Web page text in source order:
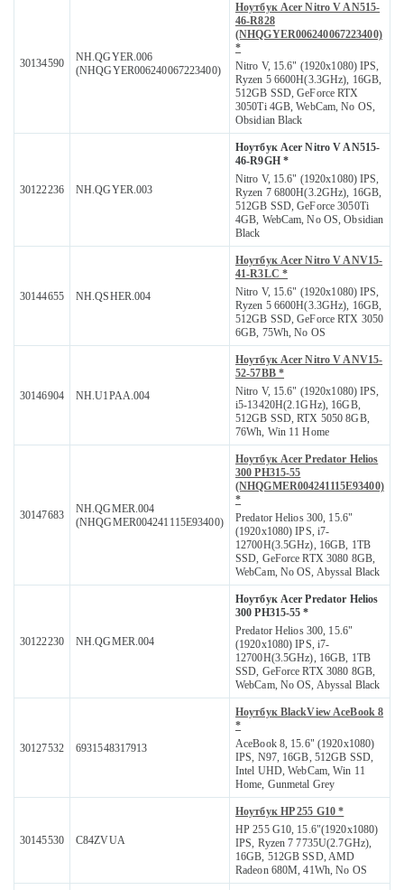
30134590
NH.QGYER.006
(NHQGYER006240067223400)
Ноутбук Acer Nitro V AN515-
46-R828
(NHQGYER006240067223400)
*
Nitro V, 15.6" (1920x1080) IPS,
Ryzen 5 6600H(3.3GHz), 16GB,
512GB SSD, GeForce RTX
3050Ti 4GB, WebCam, No OS,
Obsidian Black
30122236 NH.QGYER.003
Ноутбук Acer Nitro V AN515-
46-R9GH *
Nitro V, 15.6" (1920x1080) IPS,
Ryzen 7 6800H(3.2GHz), 16GB,
512GB SSD, GeForce 3050Ti
4GB, WebCam, No OS, Obsidian
Black
30144655 NH.QSHER.004
Ноутбук Acer Nitro V ANV15-
41-R3LC *
Nitro V, 15.6" (1920x1080) IPS,
Ryzen 5 6600H(3.3GHz), 16GB,
512GB SSD, GeForce RTX 3050
6GB, 75Wh, No OS
30146904 NH.U1PAA.004
Ноутбук Acer Nitro V ANV15-
52-57BB *
Nitro V, 15.6" (1920x1080) IPS,
i5-13420H(2.1GHz), 16GB,
512GB SSD, RTX 5050 8GB,
76Wh, Win 11 Home
30147683
NH.QGMER.004
(NHQGMER004241115E93400)
Ноутбук Acer Predator Helios
300 PH315-55
(NHQGMER004241115E93400)
*
Predator Helios 300, 15.6"
(1920x1080) IPS, i7-
12700H(3.5GHz), 16GB, 1TB
SSD, GeForce RTX 3080 8GB,
WebCam, No OS, Abyssal Black
30122230 NH.QGMER.004
Ноутбук Acer Predator Helios
300 PH315-55 *
Predator Helios 300, 15.6"
(1920x1080) IPS, i7-
12700H(3.5GHz), 16GB, 1TB
SSD, GeForce RTX 3080 8GB,
WebCam, No OS, Abyssal Black
30127532 6931548317913
Ноутбук BlackView AceBook 8
*
AceBook 8, 15.6" (1920x1080)
IPS, N97, 16GB, 512GB SSD,
Intel UHD, WebCam, Win 11
Home, Gunmetal Grey
30145530 C84ZVUA
Ноутбук HP 255 G10 *
HP 255 G10, 15.6"(1920x1080)
IPS, Ryzen 7 7735U(2.7GHz),
16GB, 512GB SSD, AMD
Radeon 680M, 41Wh, No OS